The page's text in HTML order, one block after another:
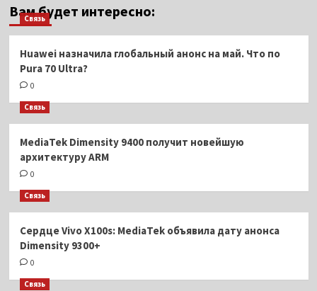
Вам будет интересно:
Связь
Huawei назначила глобальный анонс на май. Что по
Pura 70 Ultra?
0
Связь
MediaTek Dimensity 9400 получит новейшую
архитектуру ARM
0
Связь
Сердце Vivo X100s: MediaTek объявила дату анонса
Dimensity 9300+
0
Связь